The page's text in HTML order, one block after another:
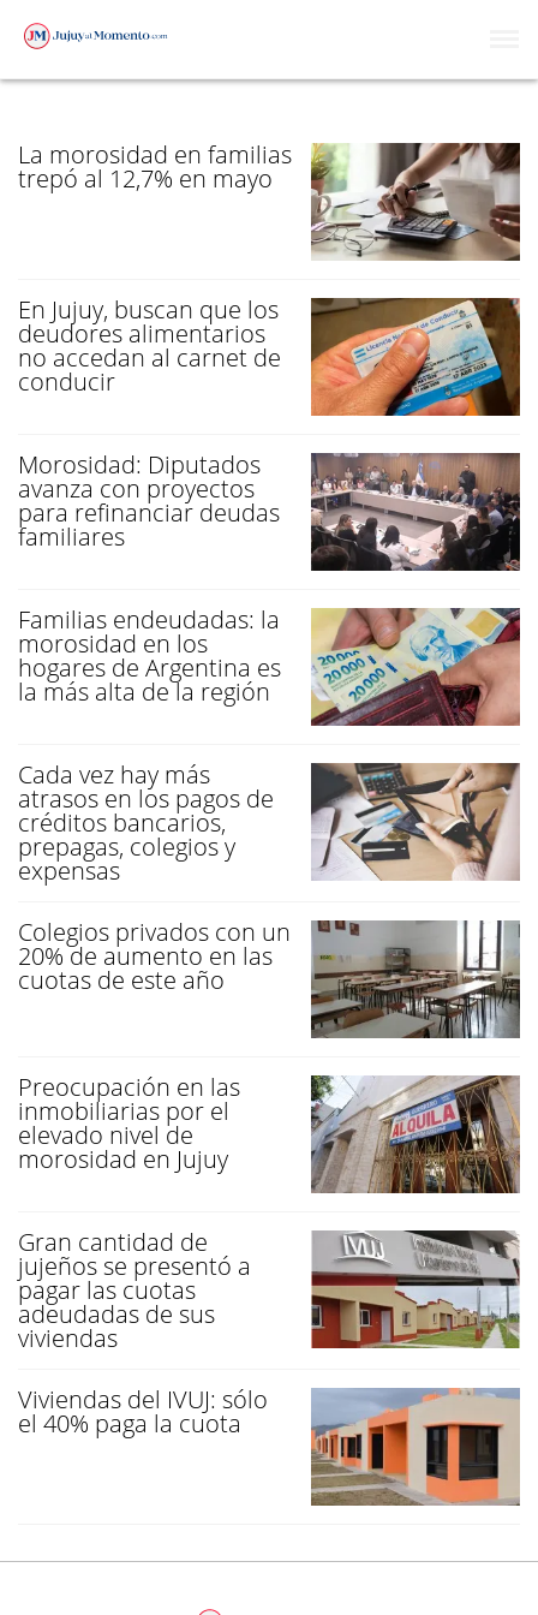
MOROSIDAD
La morosidad en familias
trepó al 12,7% en mayo
En Jujuy, buscan que los
deudores alimentarios
no accedan al carnet de
conducir
Morosidad: Diputados
avanza con proyectos
para refinanciar deudas
familiares
Familias endeudadas: la
morosidad en los
hogares de Argentina es
la más alta de la región
Cada vez hay más
atrasos en los pagos de
créditos bancarios,
prepagas, colegios y
expensas
Colegios privados con un
20% de aumento en las
cuotas de este año
Preocupación en las
inmobiliarias por el
elevado nivel de
morosidad en Jujuy
Gran cantidad de
jujeños se presentó a
pagar las cuotas
adeudadas de sus
viviendas
Viviendas del IVUJ: sólo
el 40% paga la cuota